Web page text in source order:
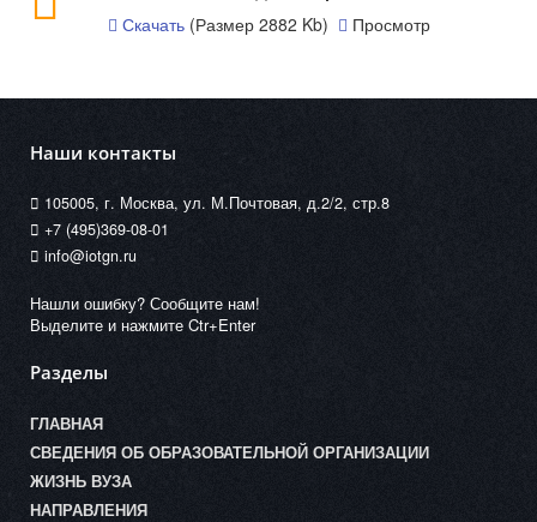
Скачать(Размер 2882 Kb) Просмотр
Наши контакты
105005, г. Москва, ул. М.Почтовая, д.2/2, стр.8
+7 (495)369-08-01
info@iotgn.ru
Нашли ошибку? Сообщите нам!
Выделите и нажмите Ctr+Enter
Разделы
ГЛАВНАЯ
СВЕДЕНИЯ ОБ ОБРАЗОВАТЕЛЬНОЙ ОРГАНИЗАЦИИ
ЖИЗНЬ ВУЗА
НАПРАВЛЕНИЯ